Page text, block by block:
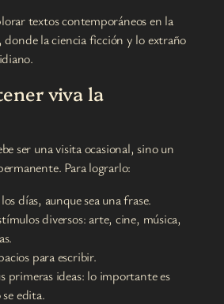
textos contemporáneos en la
donde la ciencia ficción y lo extraño
viva la
ser una visita ocasional, sino un
Para lograrlo:
días, aunque sea una frase.
diversos: arte, cine, música,
para escribir.
primeras ideas: lo importante es
edita.